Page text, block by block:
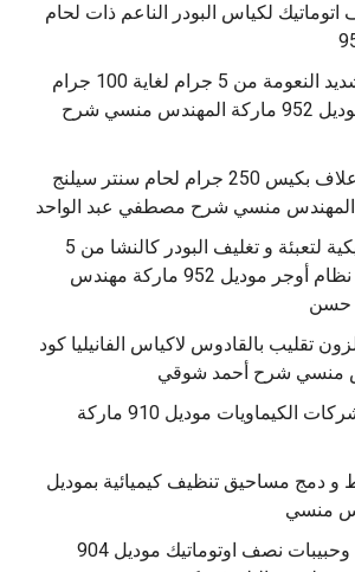
اتوماتيك لكياس البودر الناعم ذات لحام
ماكينة تعبئة بودر شديد النعومة من 5 جرام لغاية 100 جرام
تصلح للبن البودر موديل 952 ماركة المهندس منسي شرح
ماكينة تعبئة بودر اعلاف بكيس 250 جرام لحام سنتر سيلنج
ماكينة تعبئة أتوماتيكية لتعبئة و تغليف البودر كالنشا من 5
جرام ل 250 جرام نظام أوجر موديل 952 ماركة مهندس
حسن
تقليب بالقادوس لاكياس الفانيليا كود
مكنة خلاط بودر لشركات الكيماويات موديل 910 ماركة
دمج مساحيق تنظيف كيميائية بموديل
‫ماكينه تعبئه حبوب وحبيبات نصف اوتوماتيك موديل 904